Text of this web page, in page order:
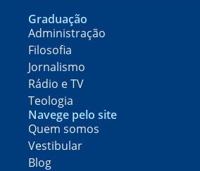
Graduação
Administração
Filosofia
Jornalismo
Rádio e TV
Teologia
Navege pelo site
Quem somos
Vestibular
Blog